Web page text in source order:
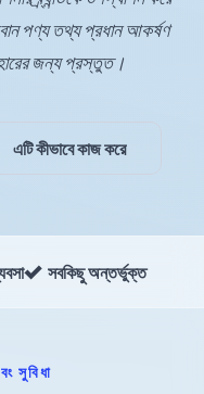
পণ্য তথ্য প্রধান আকর্ষণ
জন্য প্রস্তুত।
এটি কীভাবে কাজ করে
সবকিছু অন্তর্ভুক্ত
সুবিধা